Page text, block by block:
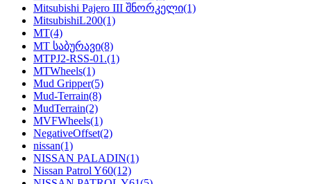
Mitsubishi Pajero III შნორკელი(1)
MitsubishiL200(1)
MT(4)
MT საბურავი(8)
MTPJ2-RSS-01.(1)
MTWheels(1)
Mud Gripper(5)
Mud-Terrain(8)
MudTerrain(2)
MVFWheels(1)
NegativeOffset(2)
nissan(1)
NISSAN PALADIN(1)
Nissan Patrol Y60(12)